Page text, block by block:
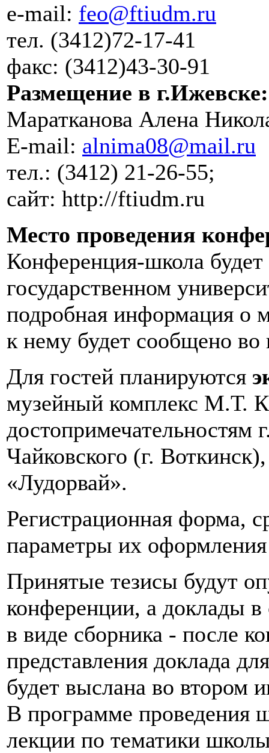
e-mail: feo@ftiudm.ru
тел. (3412)72-17-41
факс: (3412)43-30-91
Размещение в г.Ижевске:
Маратканова Алена
E-mail: alnima08@mail.ru
тел.: (3412) 21-26-55;
сайт: http://ftiudm.ru
Место проведения
Конференция-школа
государственном
подробная информация о
к нему будет сообщено
Для гостей планируются
музейный комплекс М.Т.
Чайковского (г.
«Лудорвай».
Регистрационная форма,
параметры их
Принятые тезисы будут
конференции, а доклады
в виде сборника - после
представления доклада
будет выслана во
В программе проведения
лекции по тематики